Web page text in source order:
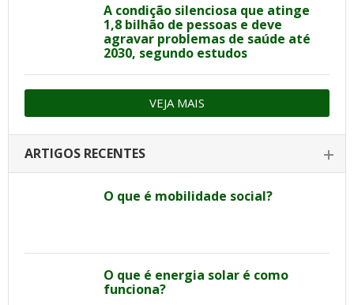
A condição silenciosa que atinge
1,8 bilhão de pessoas e deve
agravar problemas de saúde até
2030, segundo estudos
VEJA MAIS
ARTIGOS RECENTES
O que é mobilidade social?
O que é energia solar é como
funciona?